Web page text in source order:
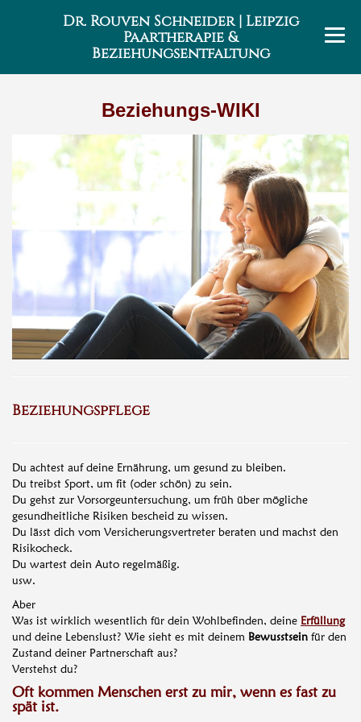
Dr. Rouven Schneider | Leipzig
Paartherapie &
Beziehungsentfaltung
Beziehungs-WIKI
Beziehungspflege
Du achtest auf deine Ernährung, um gesund zu bleiben.
Du treibst ‪Sport, um fit (oder schön) zu sein.
Du gehst zur ‪Vorsorgeuntersuchung, um früh über mögliche
gesundheitliche Risiken bescheid zu wissen.
Du lässt dich vom Versicherungsvertreter beraten und machst den
Risikocheck.
Du wartest dein Auto regelmäßig.
usw.
Aber
Was ist wirklich wesentlich für dein Wohlbefinden, deine Erfüllung
und deine Lebenslust? Wie sieht es mit deinem Bewusstsein für den
Zustand deiner Partnerschaft aus?
Verstehst du?
Oft kommen Menschen erst zu mir, wenn es fast zu
spät ist.